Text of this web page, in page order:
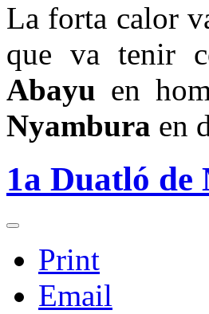
La forta calor
que va tenir
Abayu en
Nyambura en
1a Duatló de
Print
Email